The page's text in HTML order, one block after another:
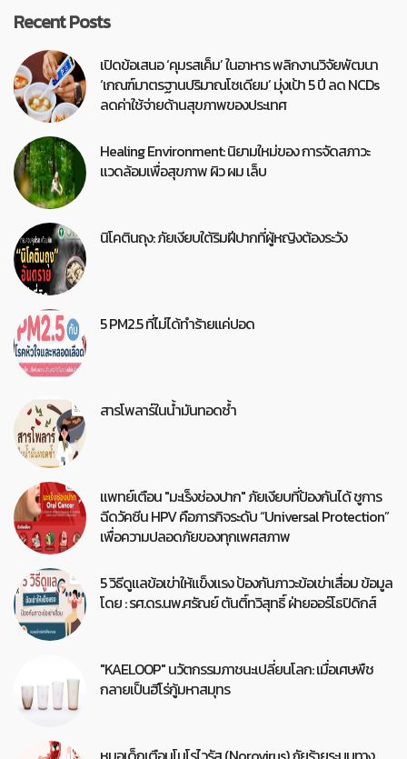
Recent Posts
เปิดข้อเสนอ ‘คุมรสเค็ม’ ในอาหาร พลิกงานวิจัยพัฒนา
‘เกณฑ์มาตรฐานปริมาณโซเดียม’ มุ่งเป้า 5 ปี ลด NCDs
ลดค่าใช้จ่ายด้านสุขภาพของประเทศ
Healing Environment: นิยามใหม่ของ การจัดสภาวะ
แวดล้อมเพื่อสุขภาพ ผิว ผม เล็บ
นิโคตินถุง: ภัยเงียบใต้ริมฝีปากที่ผู้หญิงต้องระวัง
5 PM2.5 ที่ไม่ได้ทำร้ายแค่ปอด
สารโพลาร์ในน้ำมันทอดซ้ำ
แพทย์เตือน "มะเร็งช่องปาก" ภัยเงียบที่ป้องกันได้ ชูการ
ฉีดวัคซีน HPV คือภารกิจระดับ “Universal Protection”
เพื่อความปลอดภัยของทุกเพศสภาพ
5 วิธีดูแลข้อเข่าให้แข็งแรง ป้องกันภาวะข้อเข่าเสื่อม ข้อมูล
โดย : รศ.ดร.นพ.ศรัณย์ ตันติ์ทวิสุทธิ์ ฝ่ายออร์โธปิดิกส์
"KAELOOP" นวัตกรรมภาชนะเปลี่ยนโลก: เมื่อเศษพืช
กลายเป็นฮีโร่กู้มหาสมุทร